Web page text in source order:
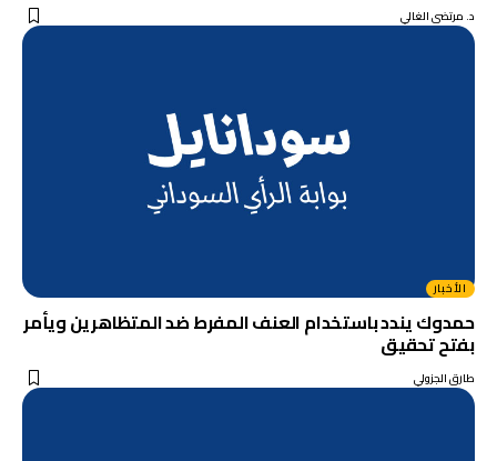
د. مرتضى الغالي
الأخبار
حمدوك يندد باستخدام العنف المفرط ضد المتظاهرين ويأمر
بفتح تحقيق
طارق الجزولي